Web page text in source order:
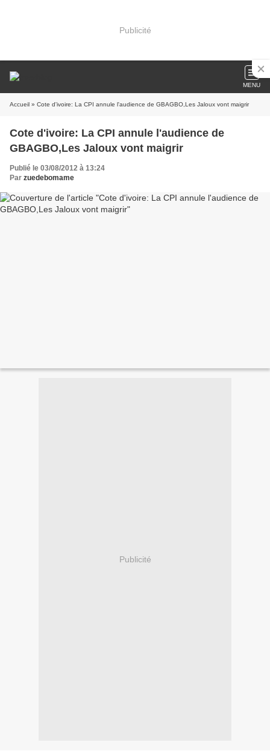
Publicité
MENU
Accueil » Cote d'ivoire: La CPI annule l'audience de GBAGBO,Les Jaloux vont maigrir
Cote d'ivoire: La CPI annule l'audience de
GBAGBO,Les Jaloux vont maigrir
Publié le 03/08/2012 à 13:24
Par zuedebomame
Publicité